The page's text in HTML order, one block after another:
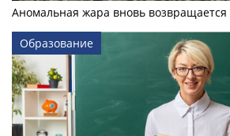
Аномальная жара вновь возвращается
Образование